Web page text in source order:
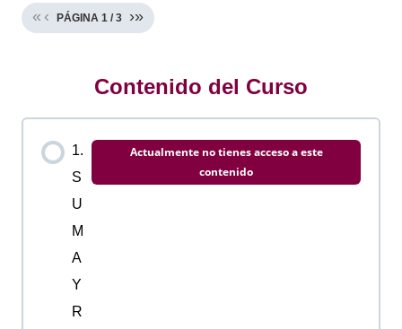
« ‹ ›»
PÁGINA 1 / 3
Contenido del Curso
1.
S
U
M
A
Y
R
Actualmente no tienes acceso a este
contenido